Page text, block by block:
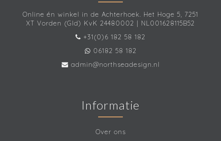
Online én winkel in de Achterhoek. Het Hoge 5, 7251
XT Vorden (Gld) KvK 24480002 | NL001628115B52
+31(0)6 182 58 182
06182 58 182
admin@northseadesign.nl
Informatie
Over ons